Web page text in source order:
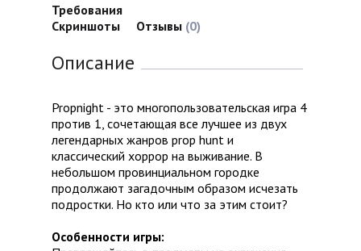
Требования
Скриншоты
Отзывы (0)
Описание
Propnight - это многопользовательская игра 4
против 1, сочетающая все лучшее из двух
легендарных жанров prop hunt и
классический хоррор на выживание. В
небольшом провинциальном городке
продолжают загадочным образом исчезать
подростки. Но кто или что за этим стоит?
Особенности игры: